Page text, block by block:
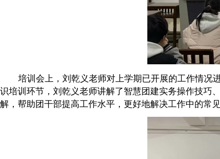
培训会上，刘乾义老师对上学期已开展的工作情况
识培训环节，刘乾义老师讲解了智慧团建实务操作技巧
解，帮助团干部提高工作水平，更好地解决工作中的常